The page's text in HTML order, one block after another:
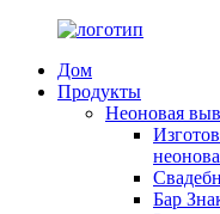
Дом
Продукты
Неоновая
Бар